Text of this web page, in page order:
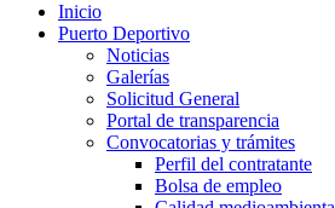
Inicio
Puerto Deportivo
Noticias
Galerías
Solicitud General
Portal de transparencia
Convocatorias y trámites
Perfil del contratante
Bolsa de empleo